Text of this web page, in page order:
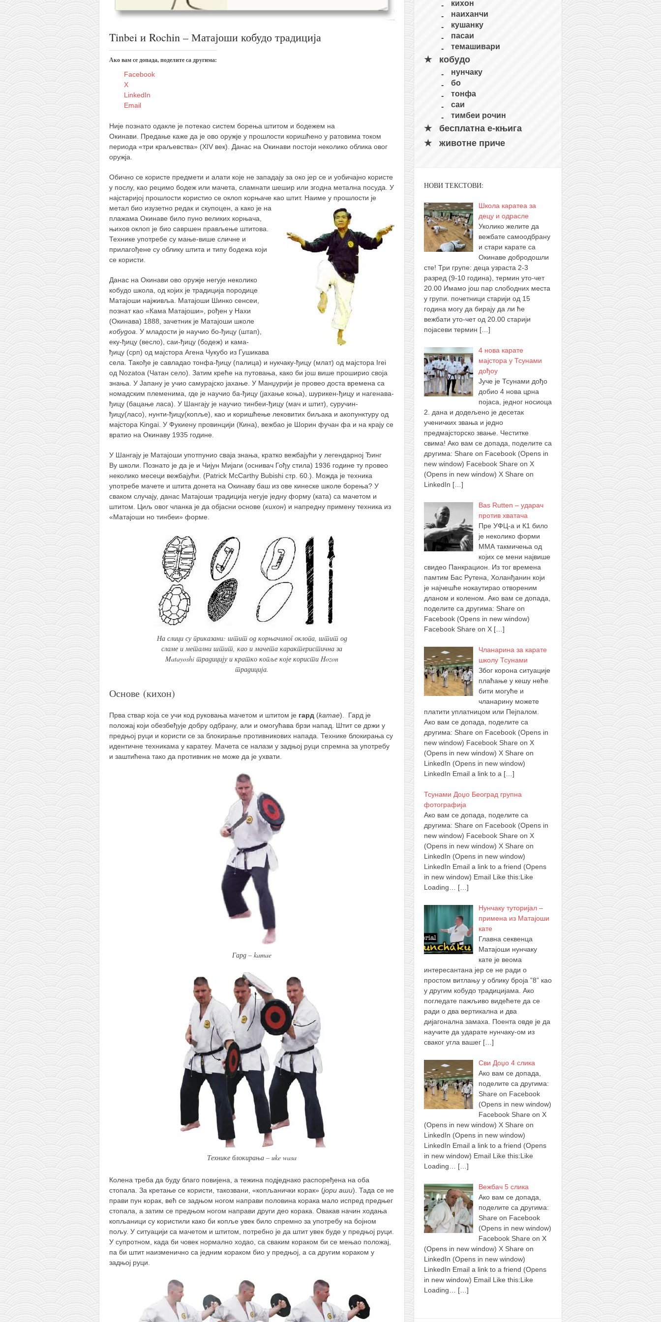
кихон
наиханчи
кушанку
пасаи
темашивари
кобудо
нунчаку
тонфа
тимбеи рочин
тсунами дојо
програм
снимци наступа
галерија клуба
чланарина
контакт
бесплатна е-књига
термини тренинга
моја прича
моја прича
фотке
контакт
Tinbei и Rochin – Матајоши кобудо традиција
Ако вам се допада, поделите са другима:
Facebook
X
LinkedIn
Email
Није познато одакле је потекао систем борења штитом и бодежем на
Окинави. Предање каже да је ово оружје у прошлости коришћено у ратовима током
периода «три краљевства» (XIV век). Данас на Окинави постоји неколико облика овог
оружја.
Обично се користе предмети и алати које не западају за око јер се и уобичајно користе
у послу, као рецимо бодеж или мачета, сламнати шешир или згодна метална посуда. У
најстаријој прошлости користио се оклоп корњаче као штит. Наиме у прошлости је
метал био изузетно редак и скупоцен, а како је на
плажама Окинаве било пуно великих корњача,
њихов оклоп је био савршен прављење штитова.
Технике употребе су мање-више сличне и
прилагођене су облику штита и типу бодежа који
се користи.
Данас на Окинави ово оружје негује неколико
кобудо школа, од којих је традиција породице
Матајоши најживља. Матајоши Шинко сенсеи,
познат као «Кама Матајоши», рођен у Нахи
(Окинава) 1888, зачетник је Матајоши школе
кобудоа . У младости је научио бо-ђицу (штап),
еку-ђицу (весло), саи-ђицу (бодеж) и кама-
ђицу (срп) од мајстора Агена Чукубо из Гушикава
села. Такође је савладао тонфа-ђицу (палица) и нукчаку-ђицу (млат) од мајстора Irei
од Nozatoa (Чатан село). Затим креће на путовања, како би још више проширио своја
знања. У Јапану је учио самурајско јахање. У Манџурији је провео доста времена са
номадским племенима, где је научио ба-ђицу (јахање коња), шурикен-ђицу и нагенава-
ђицу (бацање ласа). У Шангају је научио тинбеи-ђицу (мач и штит), суручин-
ђицу(ласо), нунти-ђицу(копље), као и коришћење лековитих биљака и акопунктуру од
мајстора Kingai. У Фукиену провинцији (Кина), вежбао је Шорин фучан фа и на крају се
вратио на Окинаву 1935 године.
У Шангају је Матајоши употпунио сваја знања, кратко вежбајући у легендарној Ђинг
Ву школи. Познато је да је и Чијун Мијаги (оснивач Гођу стила) 1936 године ту провео
неколико месеци вежбајући. (Patrick McCarthy Bubishi стр. 60.). Можда је техника
употребе мачете и штита донета на Окинаву баш из ове кинеске школе борења? У
сваком случају, данас Матајоши традиција негује једну форму (ката) са мачетом и
штитом. Циљ овог чланка је да објасни основе (кихон) и напредну примену техника из
«Матајоши но тинбеи» форме.
На слици су приказани: штит од корњачиног оклопа, штит од
сламе и метални штит, као и мачета карактеристична за
Matayoshi традицију и кратко копље које користи Hozon
традиција.
Основе (кихон)
Прва ствар која се учи код руковања мачетом и штитом је гард (kamae).
Гард је
положај који обезбеђује добру одбрану, али и омогућава брзи напад. Штит се држи у
предњој руци и користи се за блокирање противникових напада. Технике блокирања су
идентичне техникама у каратеу. Мачета се налази у задњој руци спремна за употребу
и заштићена тако да противник не може да је ухвати.
Гард – kamae
Технике блокирања – uke wasa
Колена треба да буду благо повијена, а тежина подједнако распоређена на оба
стопала. За кретање се користи, такозвани, «копљанички корак» (јори аши). Тада се не
прави пун корак, већ се задњом ногом направи половина корака мало испред предњег
стопала, а затим се предњом ногом направи други део корака. Овакав начин ходања
копљаници су користили како би копље увек било спремно за употребу на бојном
пољу. У ситуацији са мачетом и штитом, потребно је да штит увек буде у предњој руци.
У супротном, када би човек нормално ходао, са сваким кораком би се мењао положај,
па би штит наизменично са једним кораком био у предњој, а са другим кораком у
задњој руци.
кихон
наиханчи
кушанку
пасаи
темашивари
кобудо
нунчаку
бо
тонфа
саи
тимбеи рочин
бесплатна е-књига
животне приче
НОВИ ТЕКСТОВИ:
Школа каратеа за
децу и одрасле
Уколико желите да
вежбате самоодбрану
и стари карате са
Окинаве добродошли
сте! Три групе: деца узраста 2-3
разред (9-10 година), термин уто-чет
20.00 Имамо још пар слободних места
у групи. почетници старији од 15
година могу да бирају да ли ће
вежбати уто-чет од 20.00 старији
појасеви термин […]
4 нова карате
мајстора у Тсунами
дођоу
Јуче је Тсунами дођо
добио 4 нова црна
појаса, једног носиоца
2. дана и додељено је десетак
ученичких звања и једно
предмајсторско звање. Честитке
свима! Ако вам се допада, поделите са
другима: Share on Facebook (Opens in
new window) Facebook Share on X
(Opens in new window) X Share on
LinkedIn […]
Bas Rutten – ударач
против хватача
Пре УФЦ-а и К1 било
је неколико форми
ММА такмичења од
којих се мени највише
свидео Панкрацион. Из тог времена
памтим Бас Рутена, Холанђанин који
је најчешће нокаутирао отвореним
дланом и коленом. Ако вам се допада,
поделите са другима: Share on
Facebook (Opens in new window)
Facebook Share on X […]
Чланарина за карате
школу Тсунами
Због корона ситуације
плаћање у кешу неће
бити могуће и
чланарину можете
платити уплатницом или Пејпалом.
Ако вам се допада, поделите са
другима: Share on Facebook (Opens in
new window) Facebook Share on X
(Opens in new window) X Share on
LinkedIn (Opens in new window)
LinkedIn Email a link to a […]
Тсунами Доџо Београд групна
фотографија
Ако вам се допада, поделите са
другима: Share on Facebook (Opens in
new window) Facebook Share on X
(Opens in new window) X Share on
LinkedIn (Opens in new window)
LinkedIn Email a link to a friend (Opens
in new window) Email Like this:Like
Loading…
[…]
Нунчаку туторијал –
примена из Матајоши
кате
Главна секвенца
Матајоши нунчаку
кате је веома
интересантана јер се не ради о
простом витлању у облику броја ”8” као
у другим кобудо традицијама. Ако
погледате пажљиво видећете да се
ради о два вертикална и два
дијагонална замаха. Поента овде је да
научите да ударате нунчаку-ом из
сваког угла вашег […]
Сви Доџо 4 слика
Ако вам се допада,
поделите са другима:
Share on Facebook
(Opens in new window)
Facebook Share on X
(Opens in new window) X Share on
LinkedIn (Opens in new window)
LinkedIn Email a link to a friend (Opens
in new window) Email Like this:Like
Loading…
[…]
Вежбач 5 слика
Ако вам се допада,
поделите са другима:
Share on Facebook
(Opens in new window)
Facebook Share on X
(Opens in new window) X Share on
LinkedIn (Opens in new window)
LinkedIn Email a link to a friend (Opens
in new window) Email Like this:Like
Loading…
[…]